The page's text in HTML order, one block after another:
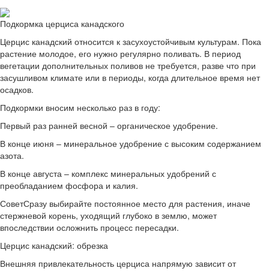
Подкормка церциса канадского
Церцис канадский относится к засухоустойчивым культурам. Пока
растение молодое, его нужно регулярно поливать. В период
вегетации дополнительных поливов не требуется, разве что при
засушливом климате или в периоды, когда длительное время нет
осадков.
Подкормки вносим несколько раз в году:
Первый раз ранней весной – органическое удобрение.
В конце июня – минеральное удобрение с высоким содержанием
азота.
В конце августа – комплекс минеральных удобрений с
преобладанием фосфора и калия.
СоветСразу выбирайте постоянное место для растения, иначе
стержневой корень, уходящий глубоко в землю, может
впоследствии осложнить процесс пересадки.
Церцис канадский: обрезка
Внешняя привлекательность церциса напрямую зависит от